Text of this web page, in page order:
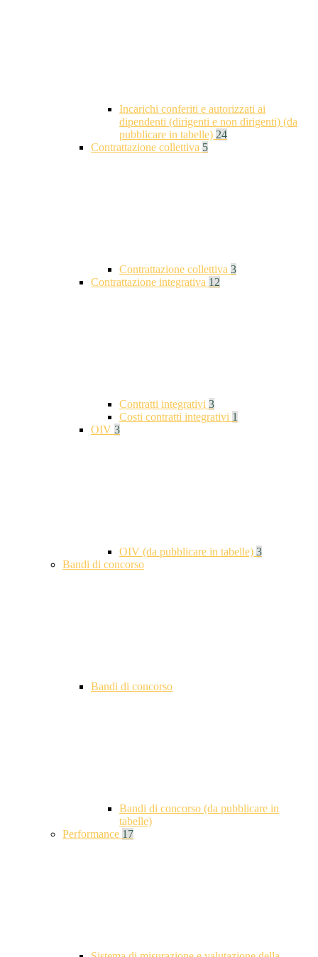
Incarichi conferiti e autorizzati ai
dipendenti (dirigenti e non dirigenti) (da
pubblicare in tabelle) 24
Contrattazione collettiva 5
Contrattazione collettiva 3
Contrattazione integrativa 12
Contratti integrativi 3
Costi contratti integrativi 1
OIV 3
OIV (da pubblicare in tabelle) 3
Bandi di concorso
Bandi di concorso
Bandi di concorso (da pubblicare in
tabelle)
Performance 17